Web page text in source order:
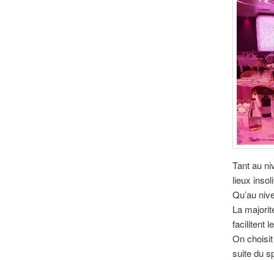
Tant au
lieux
Qu’au
La
facilitent
On
suite du